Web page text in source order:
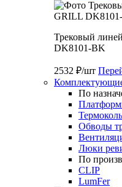
Трековый
DK8101-BK
2532 ₽/шт
По
Обводы
Люки
По
CLIP
LumFer